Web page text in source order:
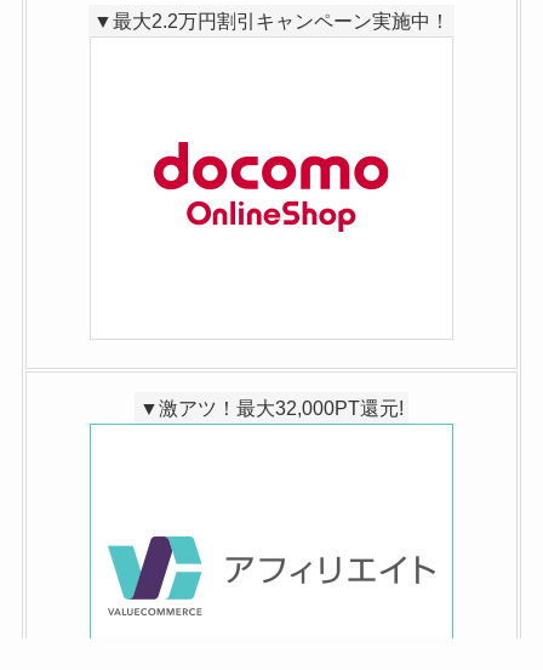
▼最大2.2万円割引キャンペーン実施中！
▼激アツ！最大32,000PT還元!